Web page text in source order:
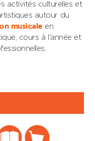
activités culturelles et
autour du
musicale en
cours à l'année et